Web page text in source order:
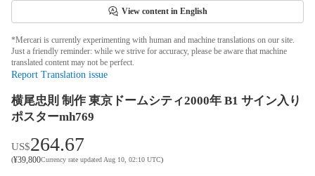
View content in English
*Mercari is currently experimenting with human and machine translations on our site.
Just a friendly reminder: while we strive for accuracy, please be aware that machine
translated content may not be perfect.
Report Translation issue
横尾忠則 制作 東京ドームシティ2000年 B1 サイン入り
ポスターmh769
US$264.67
(¥39,800Currency rate updated Aug 10, 02:10 UTC)